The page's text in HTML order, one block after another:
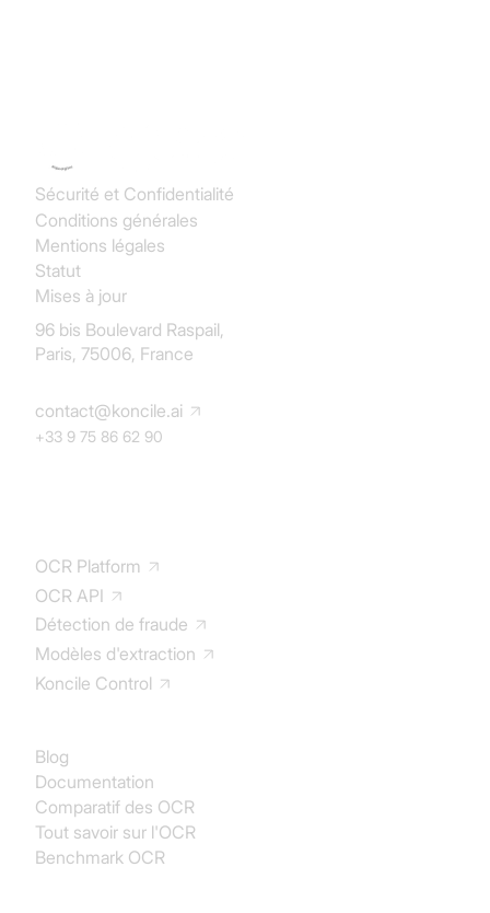
OCR Platform
OCR API
Détection de fraude
Modèles d'extraction
Koncile Control
Blog
Documentation
Comparatif des OCR
Tout savoir sur l'OCR
Benchmark OCR
Sécurité et Confidentialité
Conditions générales
Mentions légales
Statut
Mises à jour
96 bis Boulevard Raspail,
Paris, 75006, France
contact@koncile.ai
+33 9 75 86 62 90